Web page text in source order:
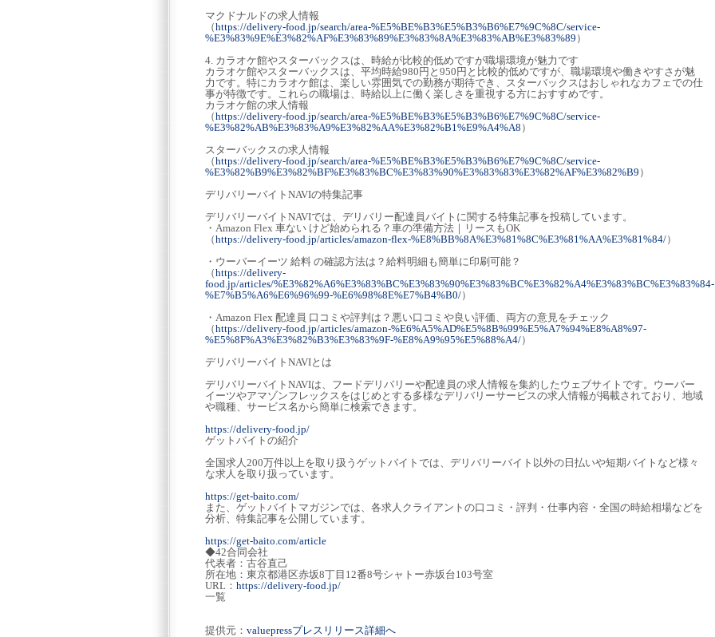
マクドナルドの求人情報
（https://delivery-food.jp/search/area-%E5%BE%B3%E5%B3%B6%E7%9C%8C/service-
%E3%83%9E%E3%82%AF%E3%83%89%E3%83%8A%E3%83%AB%E3%83%89 ）
4. カラオケ館やスターバックスは、時給が比較的低めですが職場環境が魅力です
カラオケ館やスターバックスは、平均時給980円と950円と比較的低めですが、職場環境や働きやすさが魅
力です。特にカラオケ館は、楽しい雰囲気での勤務が期待でき、スターバックスはおしゃれなカフェでの仕
事が特徴です。これらの職場は、時給以上に働く楽しさを重視する方におすすめです。
カラオケ館の求人情報
（https://delivery-food.jp/search/area-%E5%BE%B3%E5%B3%B6%E7%9C%8C/service-
%E3%82%AB%E3%83%A9%E3%82%AA%E3%82%B1%E9%A4%A8 ）
スターバックスの求人情報
（https://delivery-food.jp/search/area-%E5%BE%B3%E5%B3%B6%E7%9C%8C/service-
%E3%82%B9%E3%82%BF%E3%83%BC%E3%83%90%E3%83%83%E3%82%AF%E3%82%B9 ）
デリバリーバイトNAVIの特集記事
デリバリーバイトNAVIでは、デリバリー配達員バイトに関する特集記事を投稿しています。
・Amazon Flex 車ない けど始められる？車の準備方法｜リースもOK
（https://delivery-food.jp/articles/amazon-flex-%E8%BB%8A%E3%81%8C%E3%81%AA%E3%81%84/）
・ウーバーイーツ 給料 の確認方法は？給料明細も簡単に印刷可能？
（https://delivery-
food.jp/articles/%E3%82%A6%E3%83%BC%E3%83%90%E3%83%BC%E3%82%A4%E3%83%BC%E3%83%84-
%E7%B5%A6%E6%96%99-%E6%98%8E%E7%B4%B0/）
・Amazon Flex 配達員 口コミや評判は？悪い口コミや良い評価、両方の意見をチェック
（https://delivery-food.jp/articles/amazon-%E6%A5%AD%E5%8B%99%E5%A7%94%E8%A8%97-
%E5%8F%A3%E3%82%B3%E3%83%9F-%E8%A9%95%E5%88%A4/）
デリバリーバイトNAVIとは
デリバリーバイトNAVIは、フードデリバリーや配達員の求人情報を集約したウェブサイトです。ウーバー
イーツやアマゾンフレックスをはじめとする多様なデリバリーサービスの求人情報が掲載されており、地域
や職種、サービス名から簡単に検索できます。
https://delivery-food.jp/
ゲットバイトの紹介
全国求人200万件以上を取り扱うゲットバイトでは、デリバリーバイト以外の日払いや短期バイトなど様々
な求人を取り扱っています。
https://get-baito.com/
また、ゲットバイトマガジンでは、各求人クライアントの口コミ・評判・仕事内容・全国の時給相場などを
分析、特集記事を公開しています。
https://get-baito.com/article
◆42合同会社
代表者：古谷直己
所在地：東京都港区赤坂8丁目12番8号シャトー赤坂台103号室
URL： https://delivery-food.jp/
一覧
提供元： valuepressプレスリリース詳細へ